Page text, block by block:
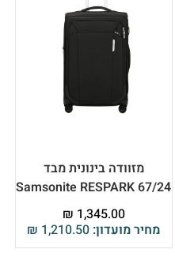
מזוודה בינונית מבד
Samsonite RESPARK 67/24
מחיר מועדון: ₪ 1,210.50
₪ 1,345.00